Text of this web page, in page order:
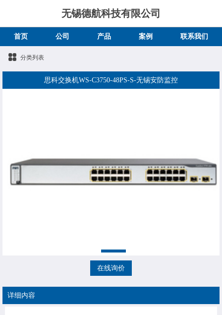
无锡德航科技有限公司
首页 公司 产品 案例 联系我们
分类列表
思科交换机WS-C3750-48PS-S-无锡安防监控
在线询价
详细内容